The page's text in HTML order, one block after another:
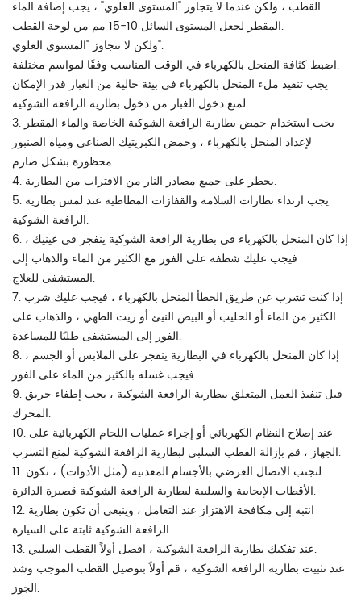
القطب ، ولكن عندما لا يتجاوز "المستوى العلوي" ، يجب إضافة الماء
المقطر لجعل المستوى السائل 10-15 مم من لوحة القطب.
ولكن لا تتجاوز "المستوى العلوي".
اضبط كثافة المنحل بالكهرباء في الوقت المناسب وفقًا لمواسم مختلفة.
يجب تنفيذ ملء المنحل بالكهرباء في بيئة خالية من الغبار قدر الإمكان
لمنع دخول الغبار من دخول بطارية الرافعة الشوكية.
3. يجب استخدام حمض بطارية الرافعة الشوكية الخاصة والماء المقطر
لإعداد المنحل بالكهرباء ، وحمض الكبريتيك الصناعي ومياه الصنبور
محظورة بشكل صارم.
4. يحظر على جميع مصادر النار من الاقتراب من البطارية.
5. يجب ارتداء نظارات السلامة والقفازات المطاطية عند لمس بطارية
الرافعة الشوكية.
6. إذا كان المنحل بالكهرباء في بطارية الرافعة الشوكية ينفجر في عينيك ،
فيجب عليك شطفه على الفور مع الكثير من الماء والذهاب إلى
المستشفى للعلاج.
7. إذا كنت تشرب عن طريق الخطأ المنحل بالكهرباء ، فيجب عليك شرب
الكثير من الماء أو الحليب أو البيض النيئ أو زيت الطهي ، والذهاب على
الفور إلى المستشفى طلبًا للمساعدة.
8. إذا كان المنحل بالكهرباء في البطارية ينفجر على الملابس أو الجسم ،
فيجب غسله بالكثير من الماء على الفور.
9. قبل تنفيذ العمل المتعلق ببطارية الرافعة الشوكية ، يجب إطفاء حريق
المحرك.
10. عند إصلاح النظام الكهربائي أو إجراء عمليات اللحام الكهربائية على
الجهاز ، قم بإزالة القطب السلبي لبطارية الرافعة الشوكية لمنع التسرب.
11. لتجنب الاتصال العرضي بالأجسام المعدنية (مثل الأدوات) ، تكون
الأقطاب الإيجابية والسلبية لبطارية الرافعة الشوكية قصيرة الدائرة.
12. انتبه إلى مكافحة الاهتزاز عند التعامل ، وينبغي أن تكون بطارية
الرافعة الشوكية ثابتة على السيارة.
13. عند تفكيك بطارية الرافعة الشوكية ، افصل أولاً القطب السلبي.
عند تثبيت بطارية الرافعة الشوكية ، قم أولاً بتوصيل القطب الموجب وشد
الجوز.